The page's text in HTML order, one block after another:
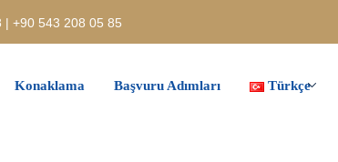
+90 543 208 05 85
Konaklama Başvuru Adımları Türkçe